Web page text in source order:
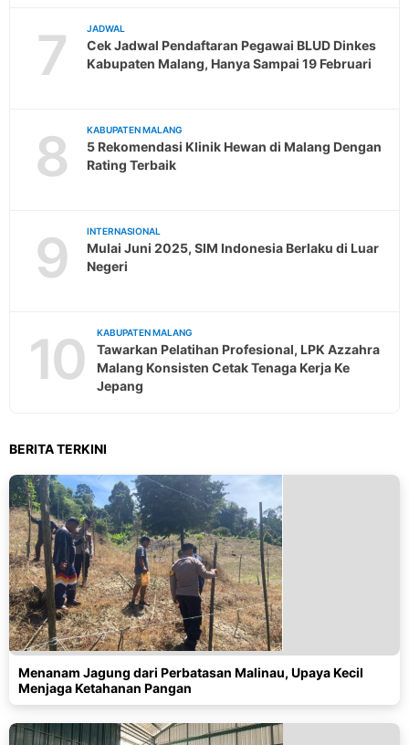
7 JADWAL
Cek Jadwal Pendaftaran Pegawai BLUD Dinkes
Kabupaten Malang, Hanya Sampai 19 Februari
8 KABUPATEN MALANG
5 Rekomendasi Klinik Hewan di Malang Dengan
Rating Terbaik
9 INTERNASIONAL
Mulai Juni 2025, SIM Indonesia Berlaku di Luar
Negeri
10 KABUPATEN MALANG
Tawarkan Pelatihan Profesional, LPK Azzahra
Malang Konsisten Cetak Tenaga Kerja Ke
Jepang
BERITA TERKINI
Menanam Jagung dari Perbatasan Malinau, Upaya Kecil
Menjaga Ketahanan Pangan